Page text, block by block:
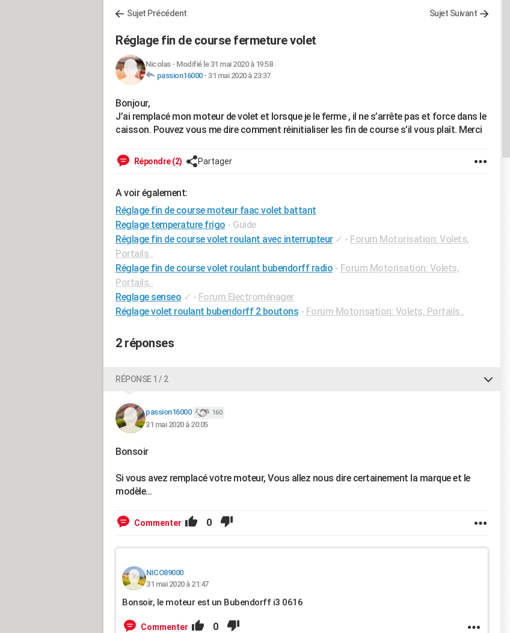
Sujet Précédent Sujet Suivant
Réglage fin de course fermeture volet
Nicolas- Modifié le 31 mai 2020 à 19:58
passion16000- 31 mai 2020 à 23:37
Bonjour,
J’ai remplacé mon moteur de volet et lorsque je le ferme , il ne s’arrête pas et force dans le
caisson. Pouvez vous me dire comment réinitialiser les fin de course s’il vous plaît. Merci
Répondre (2) Partager
A voir également:
Réglage fin de course moteur faac volet battant
Reglage temperature frigo - Guide
Réglage fin de course volet roulant avec interrupteur ✓ - Forum Motorisation: Volets,
Portails..
Réglage fin de course volet roulant bubendorff radio - Forum Motorisation: Volets,
Portails..
Reglage senseo ✓ - Forum Electroménager
Réglage volet roulant bubendorff 2 boutons - Forum Motorisation: Volets, Portails..
2 réponses
RÉPONSE 1 / 2
passion16000 160
31 mai 2020 à 20:05
Bonsoir
Si vous avez remplacé votre moteur, Vous allez nous dire certainement la marque et le
modèle...
Commenter 0
NICO89000
31 mai 2020 à 21:47
Bonsoir, le moteur est un Bubendorff i3 0616
Commenter 0